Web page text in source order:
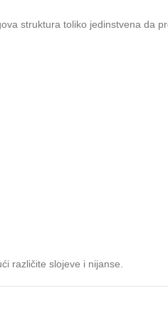
struktura toliko jedinstvena da
različite slojeve i nijanse.